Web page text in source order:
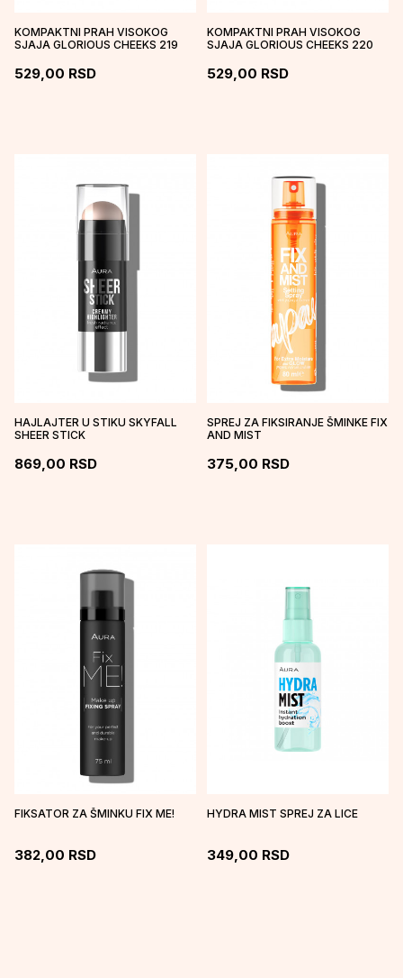
KOMPAKTNI PRAH VISOKOG
SJAJA GLORIOUS CHEEKS 219
529,00 RSD
KOMPAKTNI PRAH VISOKOG
SJAJA GLORIOUS CHEEKS 220
529,00 RSD
HAJLAJTER U STIKU SKYFALL
SHEER STICK
869,00 RSD
SPREJ ZA FIKSIRANJE ŠMINKE FIX
AND MIST
375,00 RSD
FIKSATOR ZA ŠMINKU FIX ME!
382,00 RSD
HYDRA MIST SPREJ ZA LICE
349,00 RSD